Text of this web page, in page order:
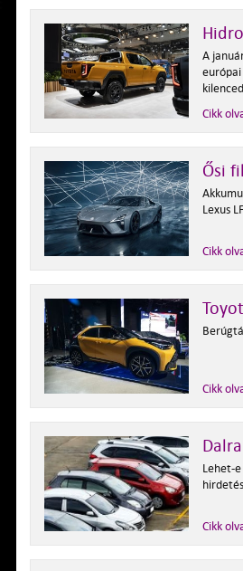
A
Cikk
Ősi
Lexus
Cikk
Cikk
Lehet-
Cikk